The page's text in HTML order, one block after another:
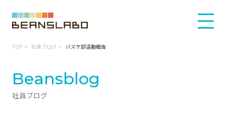
TOP 社員ブログ バスケ部活動報告
Beansblog
社員ブログ